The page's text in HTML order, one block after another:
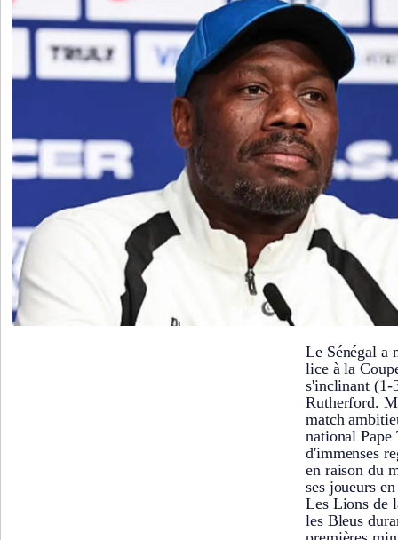
Le Sénégal a
lice à la
s'inclinant (1-
Rutherford.
match
national
d'immenses
en raison du
ses joueurs
Les Lions de
les Bleus